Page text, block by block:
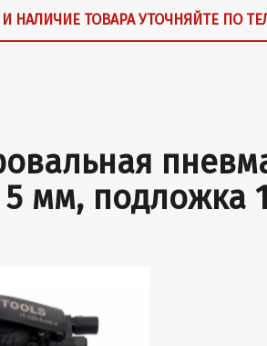
И НАЛИЧИЕ ТОВАРА УТОЧНЯЙТЕ ПО
5 мм, подложка